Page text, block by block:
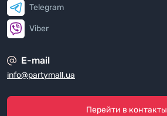
Telegram
Viber
E-mail
info@partymall.ua
Перейти в контакты